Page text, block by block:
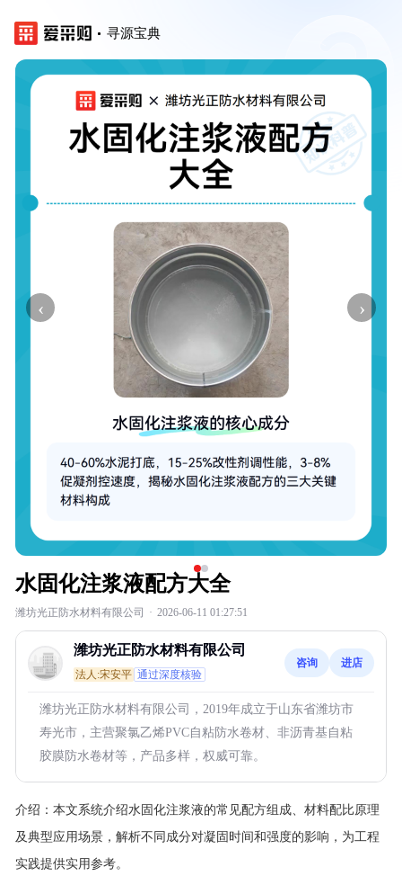
寻源宝典
‹ ›
水固化注浆液配方大全
潍坊光正防水材料有限公司 · 2026-06-11 01:27:51
潍坊光正防水材料有限公司
法人:宋安平 通过深度核验
咨询 进店
潍坊光正防水材料有限公司，2019年成立于山东省潍坊市
寿光市，主营聚氯乙烯PVC自粘防水卷材、非沥青基自粘
胶膜防水卷材等，产品多样，权威可靠。
介绍： 本文系统介绍水固化注浆液的常见配方组成、材料配比原理
及典型应用场景，解析不同成分对凝固时间和强度的影响，为工程
实践提供实用参考。